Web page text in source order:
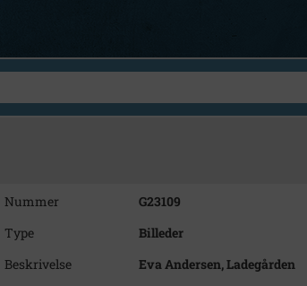
Nummer
G23109
Type
Billeder
Beskrivelse
Eva Andersen, Ladegården